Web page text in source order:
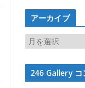
アーカイブ
ア
ー
カ
イ246 Gallery コ